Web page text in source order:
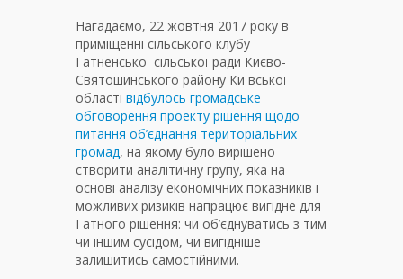
Нагадаємо, 22 жовтня 2017 року в
приміщенні сільського клубу
Гатненської сільської ради Києво-
Святошинського району Київської
області відбулось громадське
обговорення проекту рішення щодо
питання об’єднання територіальних
громад, на якому було вирішено
створити аналітичну групу, яка на
основі аналізу економічних показників і
можливих ризиків напрацює вигідне для
Гатного рішення: чи об’єднуватись з тим
чи іншим сусідом, чи вигідніше
залишитись самостійними.